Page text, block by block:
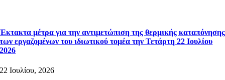
Έκτακτα μέτρα για την αντιμετώπιση της θερμικής καταπόνησης
των εργαζομένων του ιδιωτικού τομέα την Τετάρτη 22 Ιουλίου
2026
22 Ιουλίου, 2026